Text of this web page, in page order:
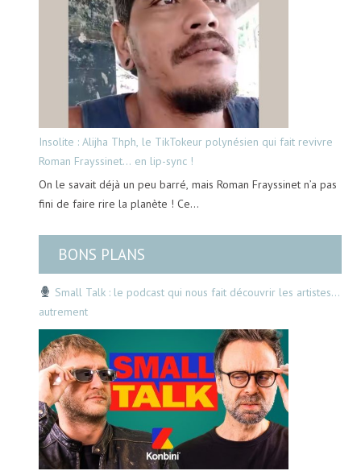
Insolite : Alijha Thph, le TikTokeur polynésien qui fait revivre
Roman Frayssinet… en lip-sync !
On le savait déjà un peu barré, mais Roman Frayssinet n’a pas
fini de faire rire la planète ! Ce…
BONS PLANS
Small Talk : le podcast qui nous fait découvrir les artistes…
autrement